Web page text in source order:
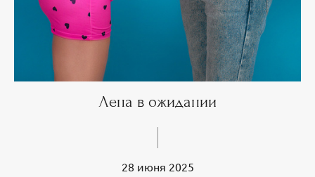
Лена в ожидании
28 июня 2025